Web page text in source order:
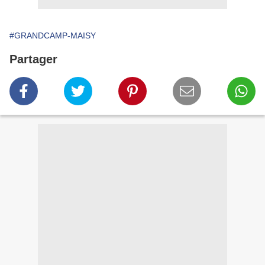
#GRANDCAMP-MAISY
Partager